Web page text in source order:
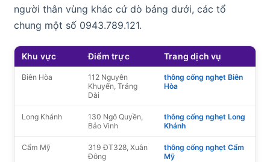
người thân vùng khác cứ dò bảng dưới, các tổ
chung một số 0943.789.121.
Khu vực Điểm trực Trang dịch vụ
Biên Hòa
112 Nguyễn
Khuyến, Trảng
Dài
thông cống nghẹt Biên
Hòa
Long Khánh
130 Ngô Quyền,
Bảo Vinh
thông cống nghẹt Long
Khánh
Cẩm Mỹ
319 ĐT328, Xuân
Đông
thông cống nghẹt Cẩm
Mỹ